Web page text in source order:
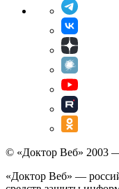
© «Доктор Веб» 2003
«Доктор Веб» —